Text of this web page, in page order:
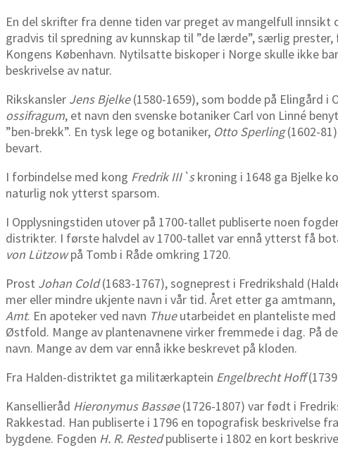
En del skrifter fra denne tiden var preget av mangelfull
gradvis til spredning av kunnskap til ”de lærde”, særlig
Kongens København. Nytilsatte biskoper i Norge skulle ikke
beskrivelse av natur.
Rikskansler Jens Bjelke(1580-1659), som bodde på Elingård
ossifragum, et navn den svenske botaniker Carl von Linné
”ben-brekk”. En tysk lege og botaniker, Otto Sperling(1602-
bevart.
I forbindelse med kong Fredrik III`skroning i 1648 ga Bjelke
naturlig nok ytterst sparsom.
I Opplysningstiden utover på 1700-tallet publiserte noen
distrikter. I første halvdel av 1700-tallet var ennå ytterst få
von Lützowpå Tomb i Råde omkring 1720.
Prost Johan Cold(1683-1767), sogneprest i Fredrikshald
mer eller mindre ukjente navn i vår tid. Året etter ga
Amt. En apoteker ved navn Thueutarbeidet en planteliste
Østfold. Mange av plantenavnene virker fremmede i dag. På
navn. Mange av dem var ennå ikke beskrevet på kloden.
Fra Halden-distriktet ga militærkaptein Engelbrecht Hoff
Kansellieråd Hieronymus Bassøe(1726-1807) var født i
Rakkestad. Han publiserte i 1796 en topografisk beskrivelse
bygdene. Fogden H. R. Restedpubliserte i 1802 en kort